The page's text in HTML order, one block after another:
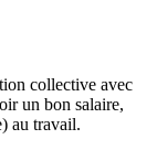
collective avec
un bon salaire,
au travail.